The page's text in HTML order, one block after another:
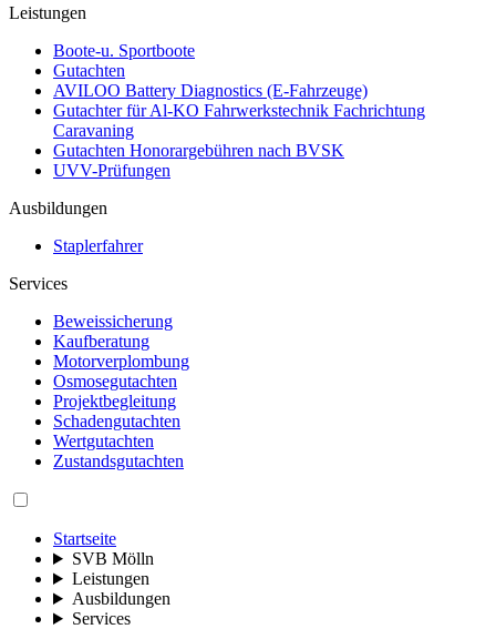
Leistungen
Boote-u. Sportboote
Gutachten
AVILOO Battery Diagnostics (E-Fahrzeuge)
Gutachter für Al-KO Fahrwerkstechnik Fachrichtung
Caravaning
Gutachten Honorargebühren nach BVSK
UVV-Prüfungen
Ausbildungen
Staplerfahrer
Services
Beweissicherung
Kaufberatung
Motorverplombung
Osmosegutachten
Projektbegleitung
Schadengutachten
Wertgutachten
Zustandsgutachten
Startseite
SVB Mölln
Leistungen
Ausbildungen
Services